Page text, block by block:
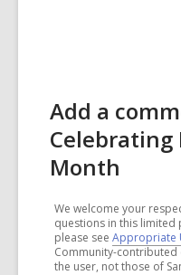
Add a
Celebrating
Month
We welcome your
questions in this
please see Appropriate
Community-
the user, not those of